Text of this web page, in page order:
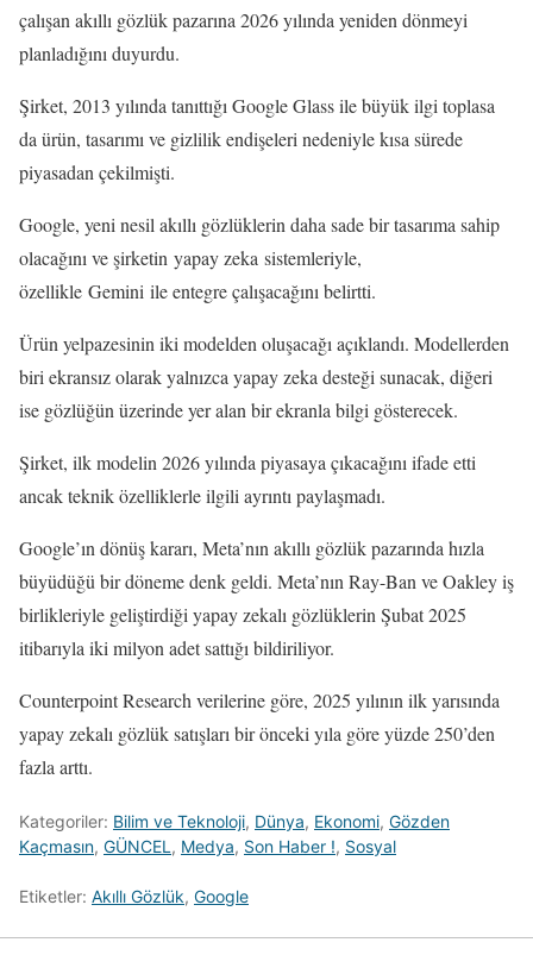
çalışan akıllı gözlük pazarına 2026 yılında yeniden dönmeyi
planladığını duyurdu.
Şirket, 2013 yılında tanıttığı Google Glass ile büyük ilgi toplasa
da ürün, tasarımı ve gizlilik endişeleri nedeniyle kısa sürede
piyasadan çekilmişti.
Google, yeni nesil akıllı gözlüklerin daha sade bir tasarıma sahip
olacağını ve şirketin yapay zeka sistemleriyle,
özellikle Gemini ile entegre çalışacağını belirtti.
Ürün yelpazesinin iki modelden oluşacağı açıklandı. Modellerden
biri ekransız olarak yalnızca yapay zeka desteği sunacak, diğeri
ise gözlüğün üzerinde yer alan bir ekranla bilgi gösterecek.
Şirket, ilk modelin 2026 yılında piyasaya çıkacağını ifade etti
ancak teknik özelliklerle ilgili ayrıntı paylaşmadı.
Google’ın dönüş kararı, Meta’nın akıllı gözlük pazarında hızla
büyüdüğü bir döneme denk geldi. Meta’nın Ray-Ban ve Oakley iş
birlikleriyle geliştirdiği yapay zekalı gözlüklerin Şubat 2025
itibarıyla iki milyon adet sattığı bildiriliyor.
Counterpoint Research verilerine göre, 2025 yılının ilk yarısında
yapay zekalı gözlük satışları bir önceki yıla göre yüzde 250’den
fazla arttı.
Kategoriler: Bilim ve Teknoloji, Dünya, Ekonomi, Gözden
Kaçmasın, GÜNCEL , Medya, Son Haber !, Sosyal
Etiketler: Akıllı Gözlük, Google